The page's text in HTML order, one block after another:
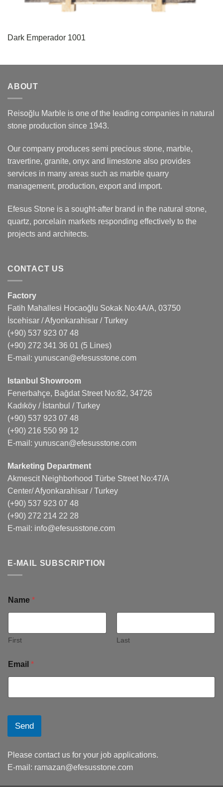
Dark Emperador 1001
ABOUT
Reisoğlu Marble is one of the leading companies in natural
stone production since 1943.
Our company produces semi precious stone, marble,
travertine, granite, onyx and limestone also provides
services in many areas such as marble quarry
management, production, export and import.
Efesus Stone is a sought-after brand in the natural stone,
quartz, porcelain markets responding effectively to the
projects and architects.
CONTACT US
Factory
Fatih Mahallesi Hocaoğlu Sokak No:4A/A, 03750
İscehisar / Afyonkarahisar / Turkey
(+90) 537 923 07 48
(+90) 272 341 36 01 (5 Lines)
E-mail: yunuscan@efesusstone.com
Istanbul Showroom
Fenerbahçe, Bağdat Street No:82, 34726
Kadıköy / İstanbul / Turkey
(+90) 537 923 07 48
(+90) 216 550 99 12
E-mail: yunuscan@efesusstone.com
Marketing Department
Akmescit Neighborhood Türbe Street No:47/A
Center/ Afyonkarahisar / Turkey
(+90) 537 923 07 48
(+90) 272 214 22 28
E-mail: info@efesusstone.com
E-MAIL SUBSCRIPTION
Name *
First Last
Email *
Send
Please contact us for your job applications.
E-mail: ramazan@efesusstone.com